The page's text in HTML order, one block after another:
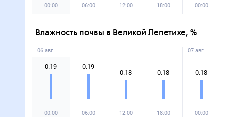
00:00 06:00 12:00 18:00 00:00
Влажность почвы в Великой Лепетихе, %
06 авг
0.19
00:00
0.19
06:00
0.18
12:00
0.18
18:00
07 авг
0.18
00:00